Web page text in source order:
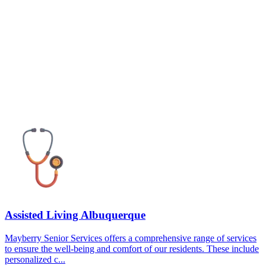
Assisted Living Albuquerque
Mayberry Senior Services offers a comprehensive range of services
to ensure the well-being and comfort of our residents. These include
personalized c...